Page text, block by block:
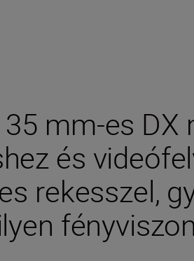
mm-es
és
rekesszel,